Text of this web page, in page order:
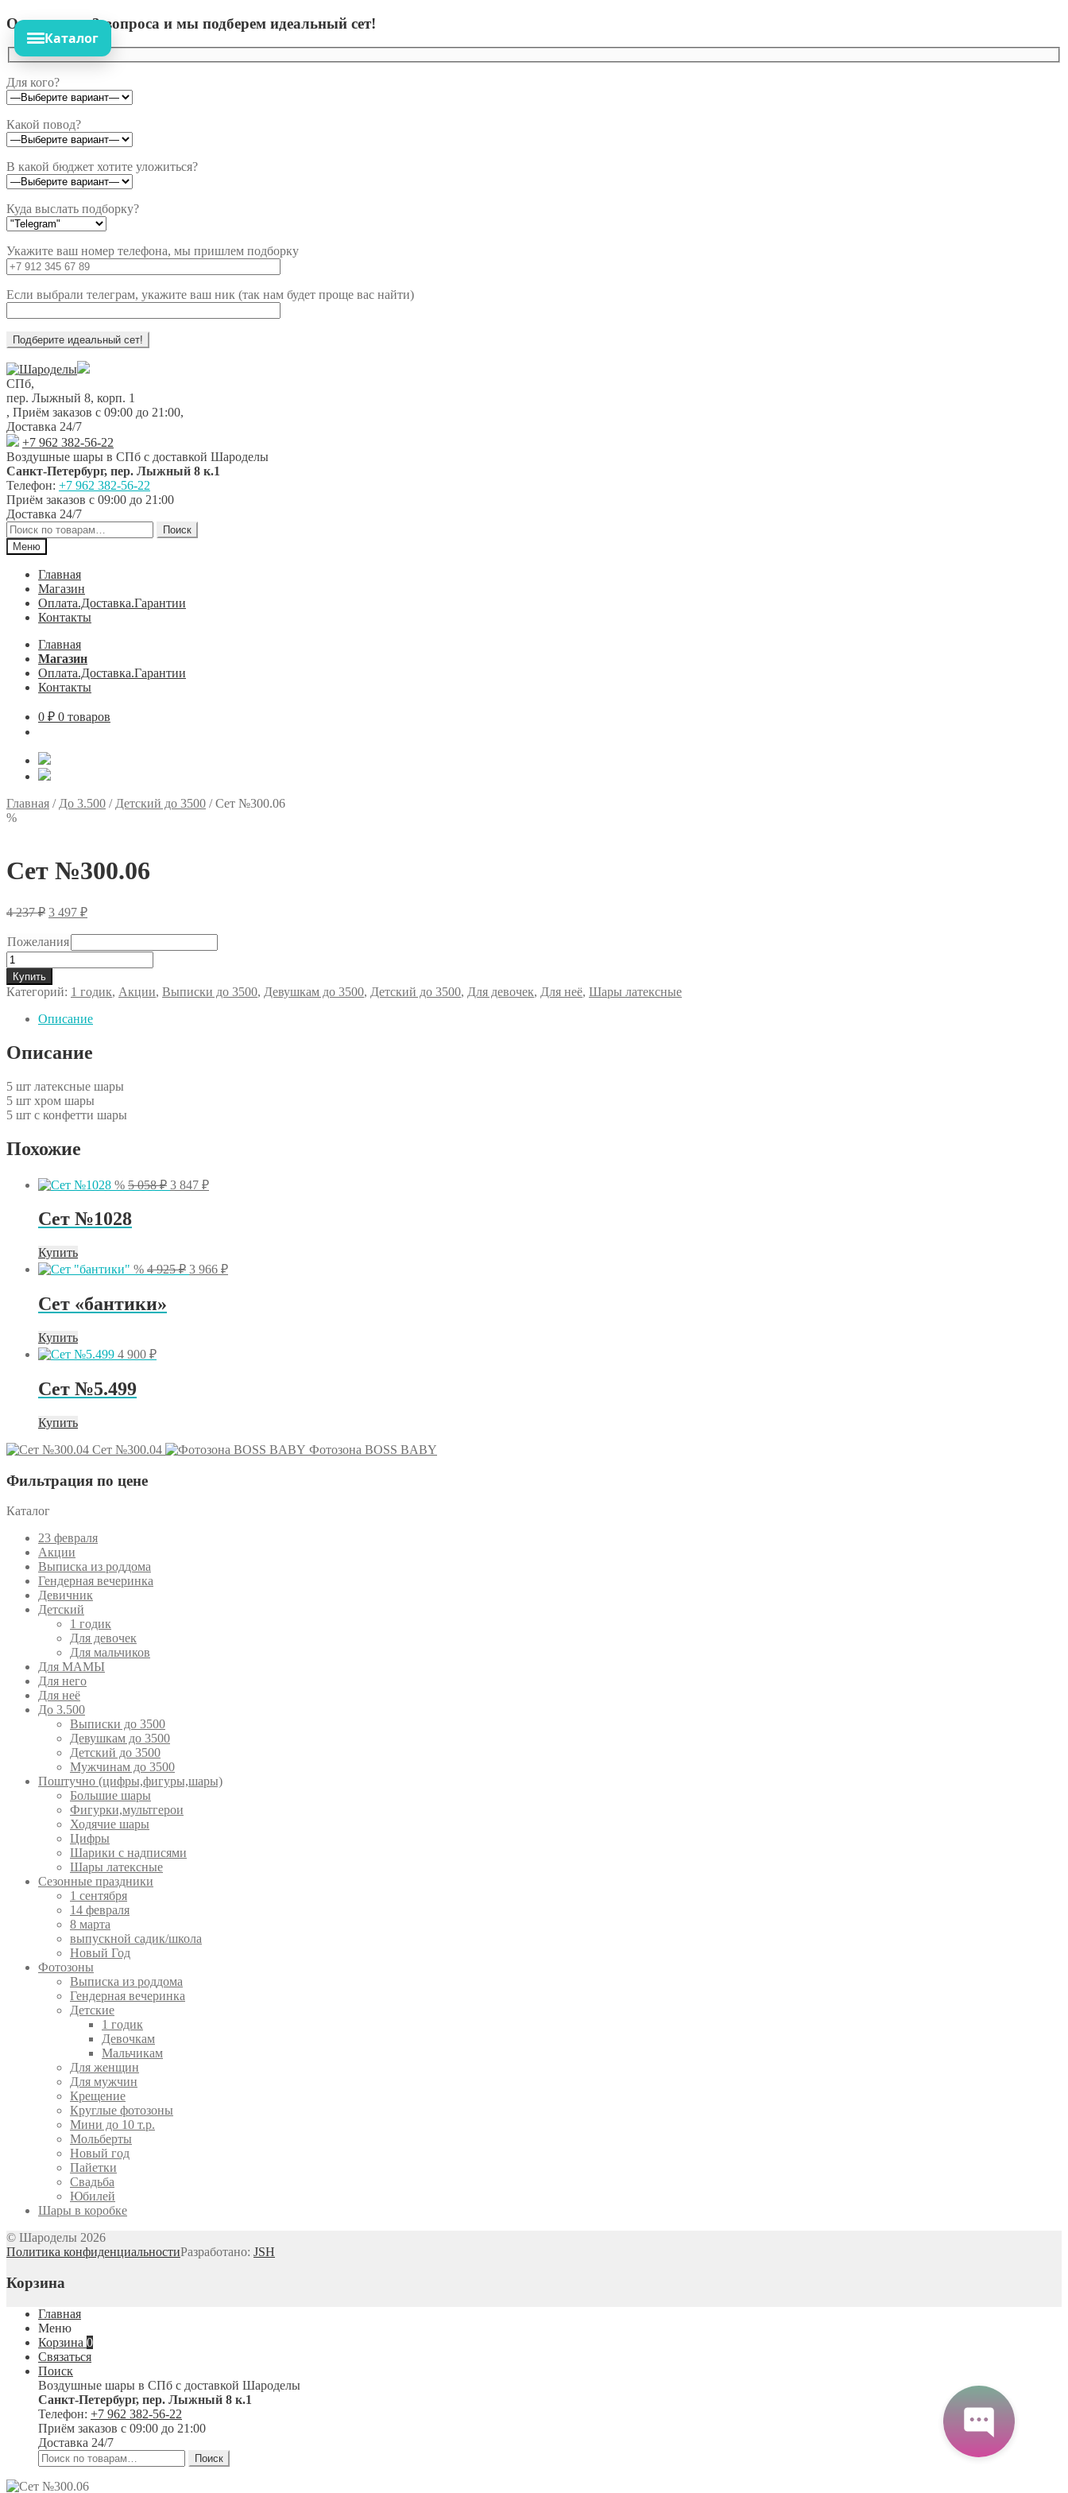
Ответьте на 3 вопроса и мы подберем идеальный сет!
Для кого?
Какой повод?
В какой бюджет хотите уложиться?
Куда выслать подборку?
Укажите ваш номер телефона, мы пришлем подборку
Если выбрали телеграм, укажите ваш ник (так нам будет проще вас найти)
Перейти
к
навигации
Перейти
к
содержимому
СПб,
пер. Лыжный 8, корп. 1
, Приём заказов с 09:00 до 21:00,
Доставка 24/7
+7 962 382-56-22
Воздушные шары в СПб с доставкой Шароделы
Санкт-Петербург, пер. Лыжный 8 к.1
Телефон: +7 962 382-56-22
Приём заказов с 09:00 до 21:00
Доставка 24/7
Искать:
Поиск
Меню
Главная
Магазин
Оплата.Доставка.Гарантии
Контакты
Главная
Магазин
Оплата.Доставка.Гарантии
Контакты
0 ₽ 0 товаров
Каталог
Главная / До 3.500 / Детский до 3500 /Сет №300.06
%
Сет №300.06
4 237₽ Первоначальная
составляла
4
237 ₽.
3 497 ₽Текущая
3
497 ₽.
Пожелания
Количество
товара
Сет
№300.06
Купить
Категорий: 1 годик, Акции, Выписки до 3500, Девушкам до 3500, Детский до 3500, Для девочек, Для неё, Шары латексные
Описание
Описание
5 шт латексные шары
5 шт хром шары
5 шт с конфетти шары
Похожие
% 5 058₽ Первоначальная
3 847 ₽Текущая
Сет №1028
Купить
% 4 925₽ Первоначальная
3 966 ₽Текущая
Сет «бантики»
Купить
4 900 ₽
Сет №5.499
Купить
Сет №300.04
Фотозона BOSS BABY
Фильтрация по цене
Каталог
23 февраля
Акции
Выписка из роддома
Гендерная вечеринка
Девичник
Детский
1 годик
Для девочек
Для мальчиков
Для МАМЫ
Для него
Для неё
До 3.500
Выписки до 3500
Девушкам до 3500
Детский до 3500
Мужчинам до 3500
Поштучно (цифры,фигуры,шары)
Большие шары
Фигурки,мультгерои
Ходячие шары
Цифры
Шарики с надписями
Шары латексные
Сезонные праздники
1 сентября
14 февраля
8 марта
выпускной садик/школа
Новый Год
Фотозоны
Выписка из роддома
Гендерная вечеринка
Детские
1 годик
Девочкам
Мальчикам
Для женщин
Для мужчин
Крещение
Круглые фотозоны
Мини до 10 т.р.
Мольберты
Новый год
Пайетки
Свадьба
Юбилей
Шары в коробке
© Шароделы 2026
Политика конфиденциальностиРазработано: JSH
Корзина
Главная
Меню
Корзина 0
Связаться
Поиск
Воздушные шары в СПб с доставкой Шароделы
Санкт-Петербург, пер. Лыжный 8 к.1
Телефон: +7 962 382-56-22
Приём заказов с 09:00 до 21:00
Доставка 24/7
Искать:
Поиск